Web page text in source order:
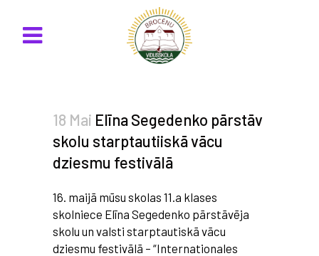
18 Mai Elīna Segedenko pārstāv
skolu starptautiiskā vācu
dziesmu festivālā
16. maijā mūsu skolas 11.a klases
skolniece Elīna Segedenko pārstāvēja
skolu un valsti starptautiskā vācu
dziesmu festivālā – “Internationales